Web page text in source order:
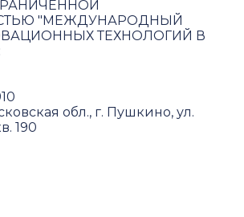
"МЕЖДУНАРОДНЫЙ
ТЕХНОЛОГИЙ В
обл., г. Пушкино, ул.
190